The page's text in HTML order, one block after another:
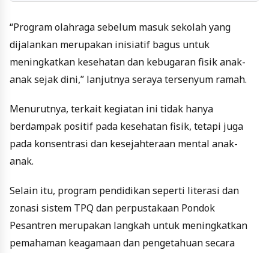
“Program olahraga sebelum masuk sekolah yang
dijalankan merupakan inisiatif bagus untuk
meningkatkan kesehatan dan kebugaran fisik anak-
anak sejak dini,” lanjutnya seraya tersenyum ramah.
Menurutnya, terkait kegiatan ini tidak hanya
berdampak positif pada kesehatan fisik, tetapi juga
pada konsentrasi dan kesejahteraan mental anak-
anak.
Selain itu, program pendidikan seperti literasi dan
zonasi sistem TPQ dan perpustakaan Pondok
Pesantren merupakan langkah untuk meningkatkan
pemahaman keagamaan dan pengetahuan secara